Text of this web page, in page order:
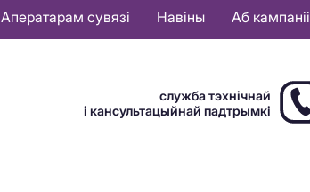
Аператарам сувязі Навіны Аб кампаніі
служба тэхнічнай
і кансультацыйнай падтрымкі